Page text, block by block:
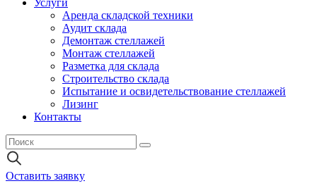
Услуги
Аренда складской техники
Аудит склада
Демонтаж стеллажей
Монтаж стеллажей
Разметка для склада
Строительство склада
Испытание и освидетельствование стеллажей
Лизинг
Контакты
Оставить заявку